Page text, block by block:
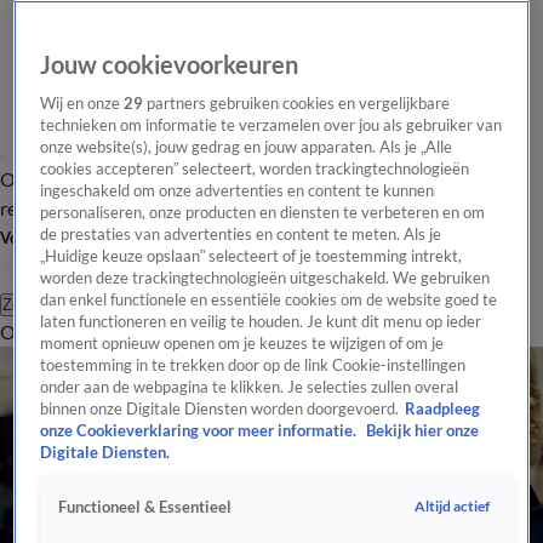
Overzicht Laatste nieuws Regionieuws Het beste van Hart
Tip de
redactie
Volg Hart van Nederland
Zoeken
OverzichtRegioUitzendingenWeerTip de redactiePanelVideo's
Jouw cookievoorkeuren
Wij en onze29 partners gebruiken cookies en vergelijkbare
technieken om informatie te verzamelen over jou als gebruiker van
onze website(s), jouw gedrag en jouw apparaten. Als je „Alle
cookies accepteren” selecteert, worden trackingtechnologieën
ingeschakeld om onze advertenties en content te kunnen
personaliseren, onze producten en diensten te verbeteren en om
de prestaties van advertenties en content te meten. Als je
„Huidige keuze opslaan” selecteert of je toestemming intrekt,
worden deze trackingtechnologieën uitgeschakeld. We gebruiken
dan enkel functionele en essentiële cookies om de website goed te
laten functioneren en veilig te houden. Je kunt dit menu op ieder
moment opnieuw openen om je keuzes te wijzigen of om je
toestemming in te trekken door op de link Cookie-instellingen
onder aan de webpagina te klikken. Je selecties zullen overal
binnen onze Digitale Diensten worden doorgevoerd. Raadpleeg
onze Cookieverklaring voor meer informatie.
Bekijk hier onze
Digitale Diensten.
Functioneel & Essentieel Altijd actief